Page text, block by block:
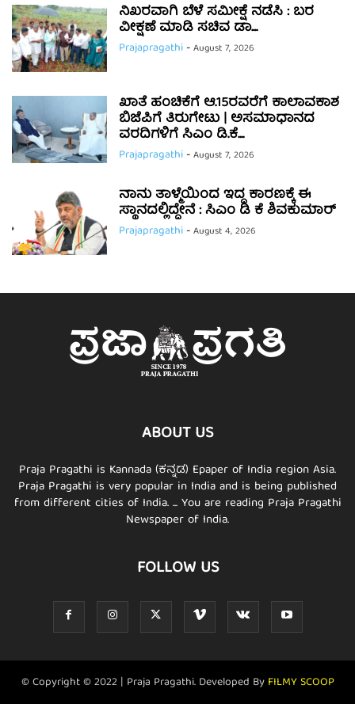
ನಿಖರವಾಗಿ ಬೆಳೆ ಸಮೀಕ್ಷೆ ನಡೆಸಿ : ಬರ
ವೀಕ್ಷಣೆ ಮಾಡಿ ಸಚಿವ ಡಾ....
Prajapragathi-August 7, 2026
ಖಾತೆ ಹಂಚಿಕೆಗೆ ಆ.15ರವರೆಗೆ ಕಾಲಾವಕಾಶ
ಬಿಜೆಪಿಗೆ ತಿರುಗೇಟು | ಅಸಮಾಧಾನದ
ವರದಿಗಳಿಗೆ ಸಿಎಂ ಡಿ.ಕೆ....
Prajapragathi-August 7, 2026
ನಾನು ತಾಳ್ಮೆಯಿಂದ ಇದ್ದ ಕಾರಣಕ್ಕೆ ಈ
ಸ್ಥಾನದಲ್ಲಿದ್ದೇನೆ : ಸಿಎಂ ಡಿ ಕೆ ಶಿವಕುಮಾರ್
Prajapragathi-August 4, 2026
ABOUT US
Praja Pragathi is Kannada (ಕನ್ನಡ) Epaper of India region Asia.
Praja Pragathi is very popular in India and is being published
from different cities of India. ... You are reading Praja Pragathi
Newspaper of India.
FOLLOW US
© Copyright © 2022 | Praja Pragathi. Developed By FILMY SCOOP